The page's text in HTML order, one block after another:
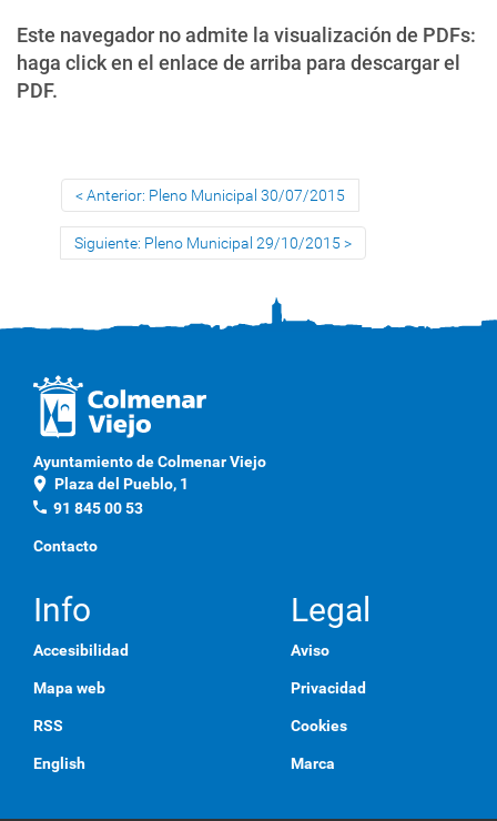
Este navegador no admite la visualización de PDFs:
haga click en el enlace de arriba para descargar el
PDF.
Anterior: Pleno Municipal 30/07/2015
Siguiente: Pleno Municipal 29/10/2015
Ayuntamiento de Colmenar Viejo
location_on Plaza del Pueblo, 1
phone 91 845 00 53
Contacto
Info
Accesibilidad
Mapa web
RSS
English
Legal
Aviso
Privacidad
Cookies
Marca